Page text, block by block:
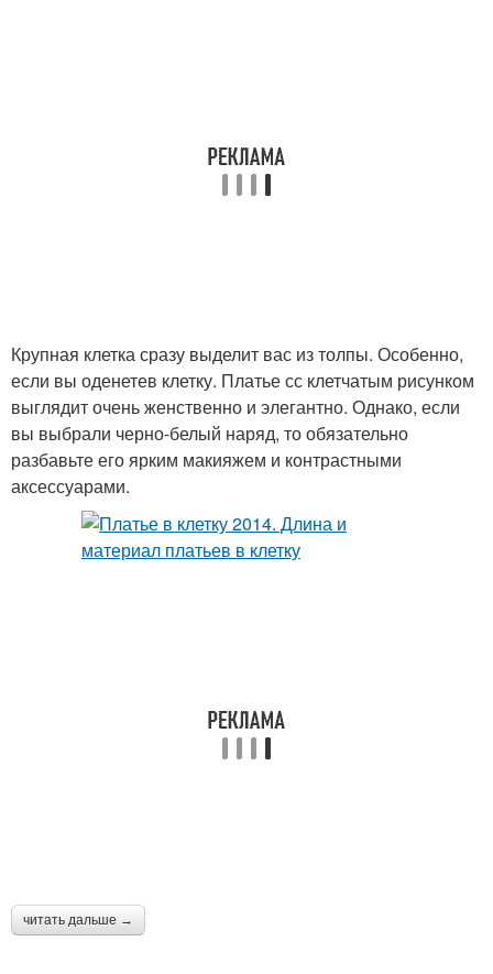
Крупная клетка сразу выделит вас из толпы. Особенно,
если вы оденетев клетку. Платье сс клетчатым рисунком
выглядит очень женственно и элегантно. Однако, если
вы выбрали черно-белый наряд, то обязательно
разбавьте его ярким макияжем и контрастными
аксессуарами.
читать дальше →